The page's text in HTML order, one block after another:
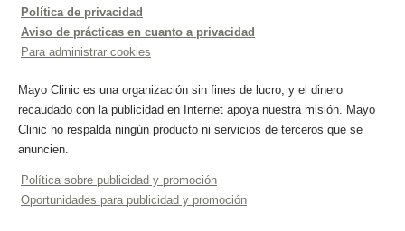
Política de privacidad
Aviso de prácticas en cuanto a privacidad
Para administrar cookies
Mayo Clinic es una organización sin fines de lucro, y el dinero
recaudado con la publicidad en Internet apoya nuestra misión. Mayo
Clinic no respalda ningún producto ni servicios de terceros que se
anuncien.
Política sobre publicidad y promoción
Oportunidades para publicidad y promoción